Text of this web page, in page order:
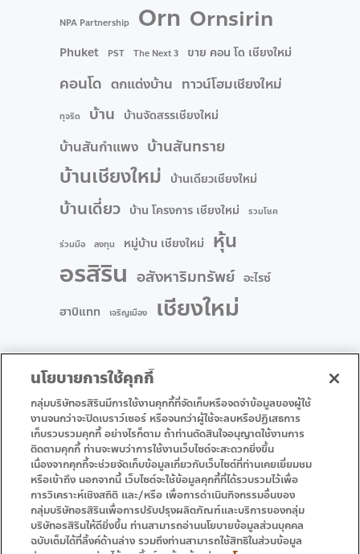
NPA Partnership Orn Ornsirin
Phuket PST The Next 3 ขาย คอน โด เชียงใหม่
คอนโด ตกแต่งบ้าน ทาวน์โฮมเชียงใหม่
ทุจริต บ้าน บ้านจัดสรรเชียงใหม่
บ้านสันกำแพง บ้านสันทราย
บ้านเชียงใหม่ บ้านเดียวเชียงใหม่
บ้านเดี่ยว บ้าน โครงการ เชียงใหม่ รวมโชค
ร่วมมือ ลงทุน หมู่บ้าน เชียงใหม่ หุ้น
อรสิริน อสังหาริมทรัพย์ อะไรซ์
ฮาบิแทท
เจริญเมือง เชียงใหม่
• หน้าแรก
• โปรโมชั่น
• บริการ
• ติดต่อเรา
นโยบายการใช้คุกกี้
กลุ่มบริษัทอรสิรินมีการใช้งานคุกกี้ที่จัดเก็บหรือจดจำข้อมูลของผู้ใช้
งานจนกว่าจะปิดเบราว์เซอร์ หรือจนกว่าผู้ใช้จะลบหรือปฏิเสธการ
เก็บรวบรวมคุกกี้ อย่างไรก็ตาม ถ้าท่านตัดสินใจอนุญาตใช้งานการ
ติดตามคุกกี้ ท่านจะพบว่าการใช้งานเว็บไซต์จะสะดวกยิ่งขึ้น
เนื่องจากคุกกี้จะช่วยจัดเก็บข้อมูลเกี่ยวกับเว็บไซต์ที่ท่านเคยเยี่ยมชม
หรือเข้าถึง นอกจากนี้ เว็บไซต์จะใช้ข้อมูลคุกกี้ที่ได้รวบรวมไว้เพื่อ
การวิเคราะห์เชิงสถิติ และ/หรือ เพื่อการดำเนินกิจกรรมอื่นของ
กลุ่มบริษัทอรสิรินเพื่อการปรับปรุงผลิตภัณฑ์และบริการของกลุ่ม
บริษัทอรสิรินให้ดียิ่งขึ้น ท่านสามารถอ่านนโยบายข้อมูลส่วนบุคคล
ฉบับเต็มได้ที่ลิ้งค์ด้านล่าง รวมถึงท่านสามารถใช้สิทธิในส่วนข้อมูล